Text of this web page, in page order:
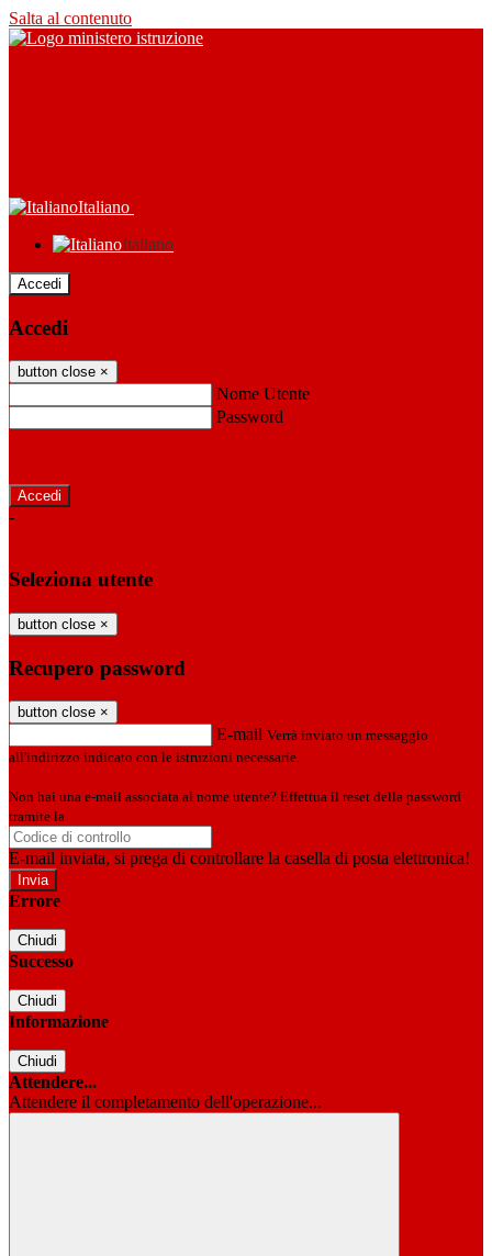
Salta al contenuto
Italiano
Italiano
Accedi
Accedi
button close ×
Nome Utente
Password
-
Seleziona utente
button close ×
Recupero password
button close ×
E-mail Verrà inviato un messaggio
all'indirizzo indicato con le istruzioni necessarie.
Non hai una e-mail associata al nome utente? Effettua il reset della password
tramite la
E-mail inviata, si prega di controllare la casella di posta elettronica!
Errore
Chiudi
Successo
Chiudi
Informazione
Chiudi
Attendere...
Attendere il completamento dell'operazione...